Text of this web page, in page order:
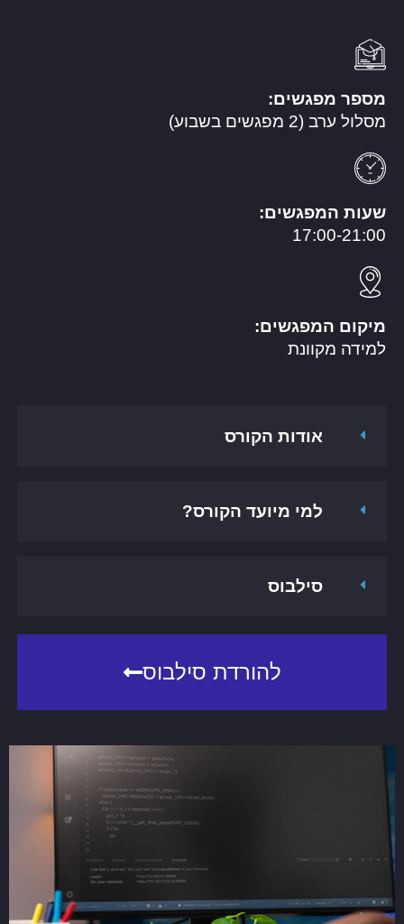
מספר מפגשים:
מסלול ערב (2 מפגשים בשבוע)
שעות המפגשים:
17:00-21:00
מיקום המפגשים:
למידה מקוונת
אודות הקורס
למי מיועד הקורס?
סילבוס
להורדת סילבוס